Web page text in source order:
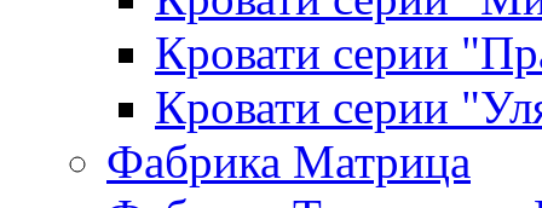
Кровати серии
Кровати серии
Фабрика Матрица